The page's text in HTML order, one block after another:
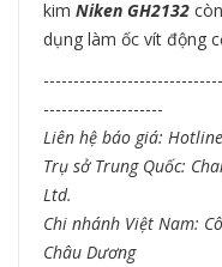
kim Niken GH2132
dụng làm ốc vít động
--------------------
Liên hệ báo giá:
Trụ sở Trung Quốc:
Ltd.
Chi nhánh Việt Nam:
Châu Dương